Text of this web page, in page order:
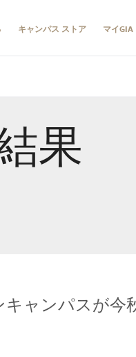
キャンパス ストア マイGIA
果
キャンパスが今